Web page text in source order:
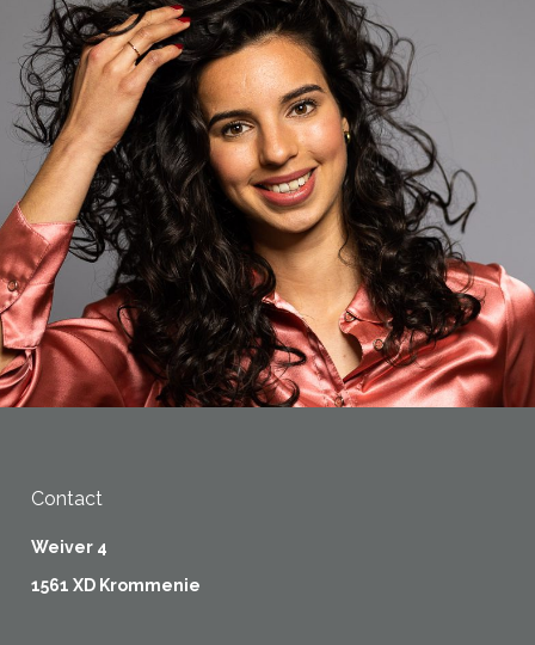
Contact
Weiver 4
1561 XD Krommenie